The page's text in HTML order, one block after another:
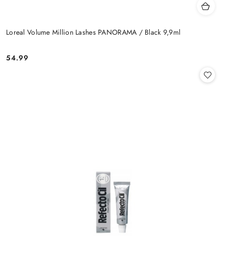
Loreal Volume Million Lashes PANORAMA / Black 9,9ml
Cena:
54.99